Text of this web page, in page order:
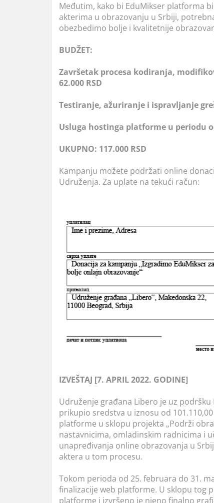
Međutim, kako bi EduMikser platforma
akterima u obrazovanju u Srbiji,
obezbedimo bolje i kvalitetnije
BUDŽET:
Završetak procesa kodiranja,
62.000 RSD
Testiranje, ažuriranje i ispravljanje
Usluga hostinga platforme u periodu
UKUPNO: 117.000 RSD
Kampanju možete podržati online
Udruženja. Za uplate na tekući račun:
IZVEŠTAJ [7. APRIL 2022. GODINE]
Udruženje građana Libero je uz
prikupio sredstva u iznosu od
platforme u sklopu projekta „Podrži
nastavnicima, omladinskim radnicima i
unapređivanja online obrazovanja u
aktera u tom procesu.
Tokom perioda od 25. februara do 31.
finalizacije web platforme. U sklopu tog
platforme i izvršeno je njeno finalno